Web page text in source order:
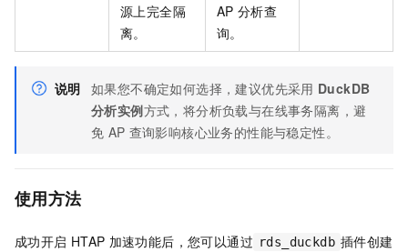
源上完全隔
离。
AP 分析查
询。
说明 如果您不确定如何选择，建议优先采用 DuckDB
分析实例方式，将分析负载与在线事务隔离，避
免 AP 查询影响核心业务的性能与稳定性。
使用方法
成功开启 HTAP 加速功能后，您可以通过 rds_duckdb 插件创建